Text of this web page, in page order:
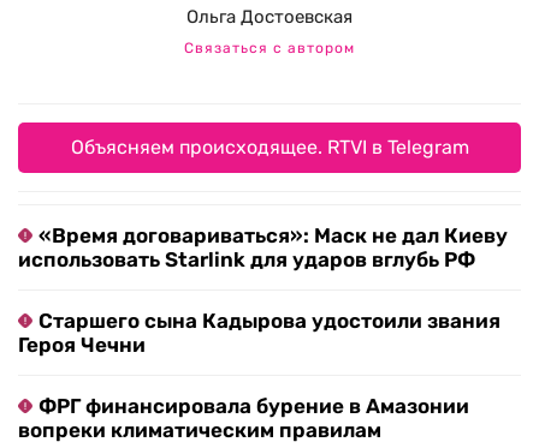
Ольга Достоевская
Связаться с автором
Объясняем происходящее. RTVI в Telegram
«Время договариваться»: Маск не дал Киеву
использовать Starlink для ударов вглубь РФ
Старшего сына Кадырова удостоили звания
Героя Чечни
ФРГ финансировала бурение в Амазонии
вопреки климатическим правилам